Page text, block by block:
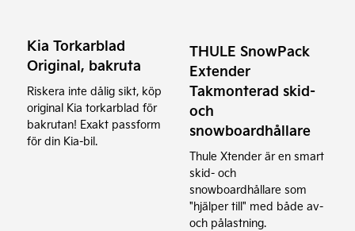
Kia Torkarblad
Original, bakruta
Riskera inte dålig sikt, köp
original Kia torkarblad för
bakrutan! Exakt passform
för din Kia-bil.
THULE SnowPack
Extender
Takmonterad skid-
och
snowboardhållare
Thule Xtender är en smart
skid- och
snowboardhållare som
"hjälper till" med både av-
och pålastning.